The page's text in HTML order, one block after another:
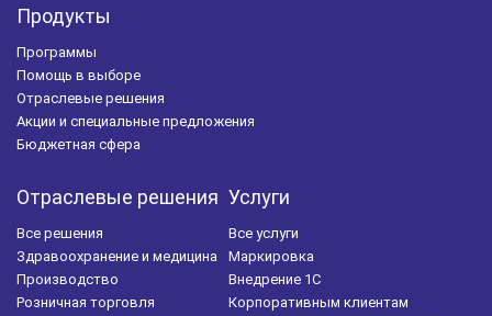
Продукты
Программы
Помощь в выборе
Отраслевые решения
Акции и специальные предложения
Бюджетная сфера
Отраслевые решения
Все решения
Здравоохранение и медицина
Производство
Розничная торговля
Услуги
Все услуги
Маркировка
Внедрение 1С
Корпоративным клиентам